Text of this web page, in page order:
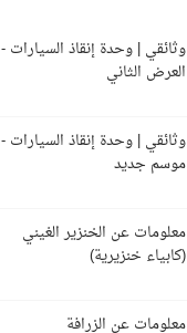
وثائقي | وحدة إنقاذ السيارات -
العرض الثاني
وثائقي | وحدة إنقاذ السيارات -
موسم جديد
معلومات عن الخنزير الغيني
(كابياء خنزيرية)
معلومات عن الزرافة